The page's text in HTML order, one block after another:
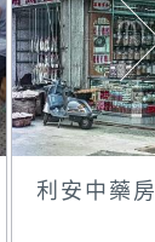
利安中藥房